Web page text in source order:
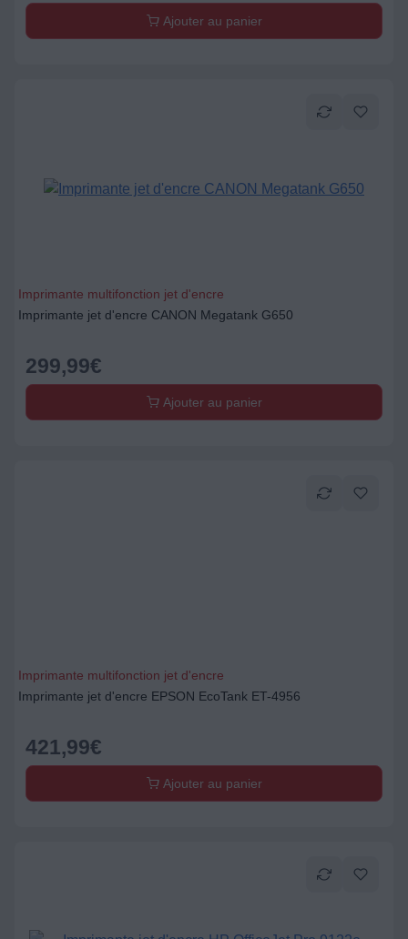
Ajouter au panier
Imprimante multifonction jet d'encre
Imprimante jet d'encre CANON Megatank G650
299,99€
Ajouter au panier
Imprimante multifonction jet d'encre
Imprimante jet d'encre EPSON EcoTank ET-4956
421,99€
Ajouter au panier